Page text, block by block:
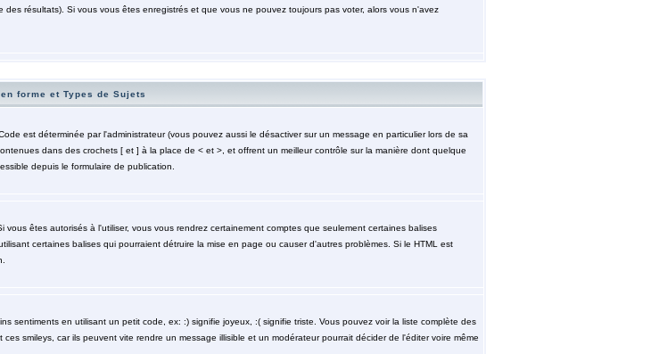
résultats). Si vous vous êtes enregistrés et que vous ne pouvez toujours pas voter, alors vous n'avez
forme et Types de Sujets
est déterminée par l'administrateur (vous pouvez aussi le désactiver sur un message en particulier lors de sa
dans des crochets [ et ] à la place de < et >, et offrent un meilleur contrôle sur la manière dont quelque
depuis le formulaire de publication.
êtes autorisés à l'utiliser, vous vous rendrez certainement comptes que seulement certaines balises
certaines balises qui pourraient détruire la mise en page ou causer d'autres problèmes. Si le HTML est
sentiments en utilisant un petit code, ex: :) signifie joyeux, :( signifie triste. Vous pouvez voir la liste complète des
smileys, car ils peuvent vite rendre un message illisible et un modérateur pourrait décider de l'éditer voire même